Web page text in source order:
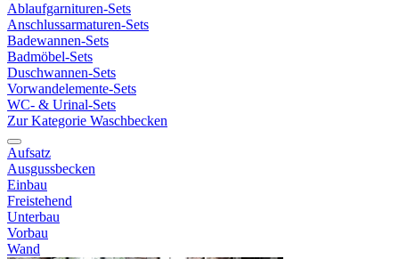
Ablaufgarnituren-Sets
Anschlussarmaturen-Sets
Badewannen-Sets
Badmöbel-Sets
Duschwannen-Sets
Vorwandelemente-Sets
WC- & Urinal-Sets
Zur Kategorie Waschbecken
Aufsatz
Ausgussbecken
Einbau
Freistehend
Unterbau
Vorbau
Wand